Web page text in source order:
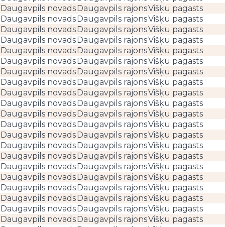
Daugavpils novads Daugavpils rajonsVišķu pagasts
Daugavpils novads Daugavpils rajonsVišķu pagasts
Daugavpils novads Daugavpils rajonsVišķu pagasts
Daugavpils novads Daugavpils rajonsVišķu pagasts
Daugavpils novads Daugavpils rajonsVišķu pagasts
Daugavpils novads Daugavpils rajonsVišķu pagasts
Daugavpils novads Daugavpils rajonsVišķu pagasts
Daugavpils novads Daugavpils rajonsVišķu pagasts
Daugavpils novads Daugavpils rajonsVišķu pagasts
Daugavpils novads Daugavpils rajonsVišķu pagasts
Daugavpils novads Daugavpils rajonsVišķu pagasts
Daugavpils novads Daugavpils rajonsVišķu pagasts
Daugavpils novads Daugavpils rajonsVišķu pagasts
Daugavpils novads Daugavpils rajonsVišķu pagasts
Daugavpils novads Daugavpils rajonsVišķu pagasts
Daugavpils novads Daugavpils rajonsVišķu pagasts
Daugavpils novads Daugavpils rajonsVišķu pagasts
Daugavpils novads Daugavpils rajonsVišķu pagasts
Daugavpils novads Daugavpils rajonsVišķu pagasts
Daugavpils novads Daugavpils rajonsVišķu pagasts
Daugavpils novads Daugavpils rajonsVišķu pagasts